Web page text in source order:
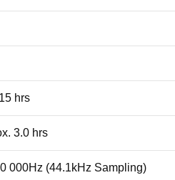
hrs
3.0 hrs
000Hz (44.1kHz Sampling)